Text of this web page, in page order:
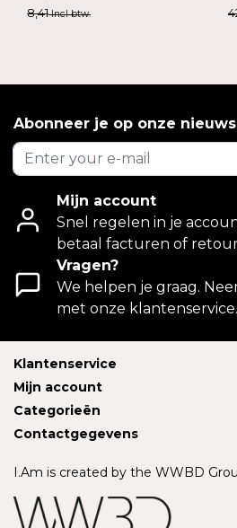
8,41Incl btw.
Abonneer je op onze
Mijn account
Snel regelen in je
betaal facturen of
Vragen?
We helpen je graag.
met onze klantenservice.
Klantenservice
Mijn account
Categorieën
Contactgegevens
I.Am is created by the WWBD